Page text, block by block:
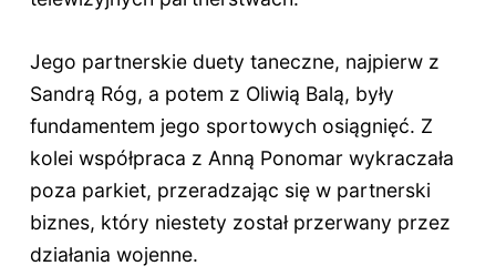
Jego partnerskie duety taneczne, najpierw z
Sandrą Róg, a potem z Oliwią Balą, były
fundamentem jego sportowych osiągnięć. Z
kolei współpraca z Anną Ponomar wykraczała
poza parkiet, przeradzając się w partnerski
biznes, który niestety został przerwany przez
działania wojenne.